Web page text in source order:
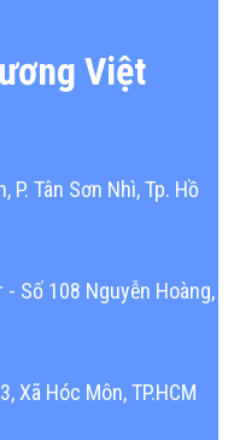
Việt
P. Tân Sơn Nhì, Tp. Hồ
Số 108 Nguyễn Hoàng,
Xã Hóc Môn, TP.HCM